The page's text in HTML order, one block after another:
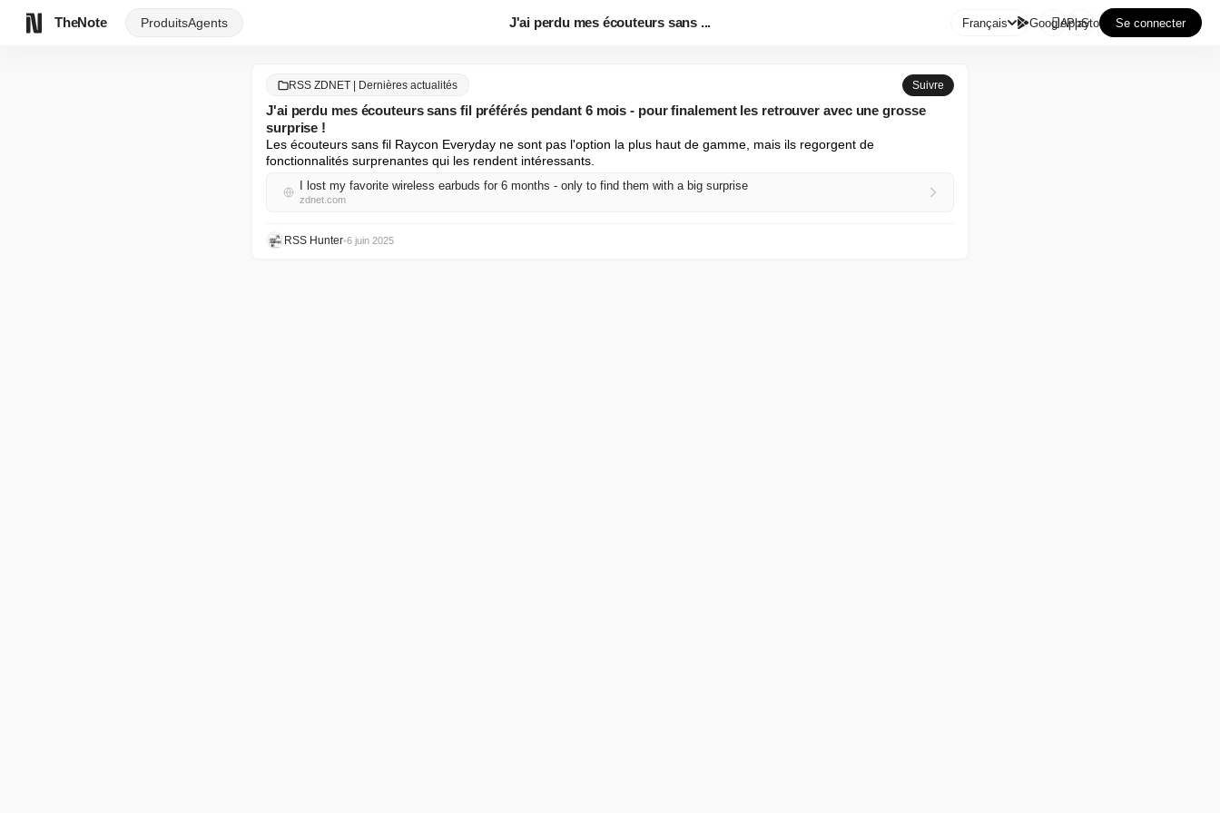
TheNote ProduitsAgents J'ai perdu mes écouteurs sans ... Français GooglePlay
AppStore Se connecter
RSS ZDNET | Dernières actualités Suivre
J'ai perdu mes écouteurs sans fil préférés pendant 6 mois - pour finalement les retrouver avec une grosse
surprise !
Les écouteurs sans fil Raycon Everyday ne sont pas l'option la plus haut de gamme, mais ils regorgent de
fonctionnalités surprenantes qui les rendent intéressants.
I lost my favorite wireless earbuds for 6 months - only to find them with a big surprise
zdnet.com
RSS Hunter•6 juin 2025